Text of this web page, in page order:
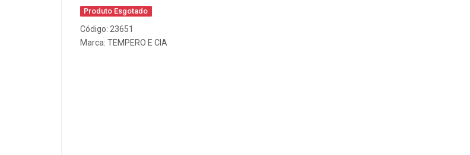
Produto Esgotado
Código: 23651
Marca: TEMPERO E CIA